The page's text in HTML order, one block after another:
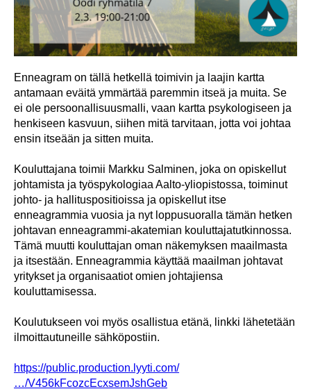
Enneagram on tällä hetkellä toimivin ja laajin kartta
antamaan eväitä ymmärtää paremmin itseä ja muita. Se
ei ole persoonallisuusmalli, vaan kartta psykologiseen ja
henkiseen kasvuun, siihen mitä tarvitaan, jotta voi johtaa
ensin itseään ja sitten muita.
Kouluttajana toimii Markku Salminen, joka on opiskellut
johtamista ja työspykologiaa Aalto-yliopistossa, toiminut
johto- ja hallituspositioissa ja opiskellut itse
enneagrammia vuosia ja nyt loppusuoralla tämän hetken
johtavan enneagrammi-akatemian kouluttajatutkinnossa.
Tämä muutti kouluttajan oman näkemyksen maailmasta
ja itsestään. Enneagrammia käyttää maailman johtavat
yritykset ja organisaatiot omien johtajiensa
kouluttamisessa.
Koulutukseen voi myös osallistua etänä, linkki lähetetään
ilmoittautuneille sähköpostiin.
https://public.production.lyyti.com/
…/V456kFcozcEcxsemJshGeb